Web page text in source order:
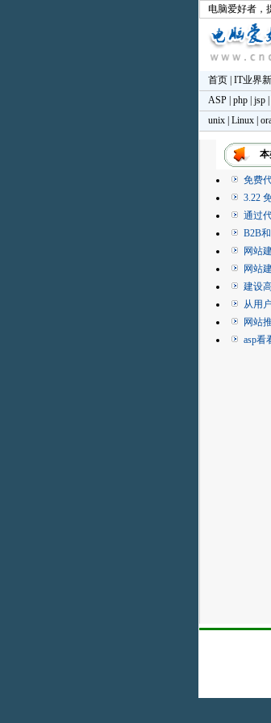
电脑爱好者
首页| IT业界
ASP| php| jsp|
unix| Linux|
免费
3.22
通过
B2B
网站
网站
建设
从用
网站
asp看